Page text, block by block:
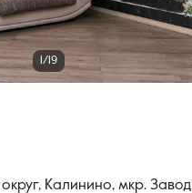
1/19
Калинино, мкр.